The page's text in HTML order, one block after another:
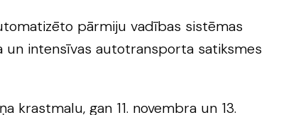
pārmiju vadības sistēmas
un intensīvas autotransporta satiksmes
krastmalu, gan 11. novembra un 13.